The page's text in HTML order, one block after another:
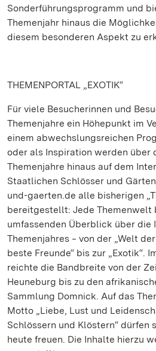
Sonderführungsprogramm und
Themenjahr hinaus die
diesem besonderen Aspekt zu
THEMENPORTAL „EXOTIK“
Für viele Besucherinnen und
Themenjahre ein Höhepunkt im
einem abwechslungsreichen
oder als Inspiration werden über
Themenjahre hinaus auf dem
Staatlichen Schlösser und
und-gaerten.de alle bisherigen
bereitgestellt: Jede Themenwelt
umfassenden Überblick über die
Themenjahres ‒ von der „Welt
beste Freunde“ bis zur „Exotik“.
reichte die Bandbreite von der
Heuneburg bis zu den
Sammlung Domnick. Auf das
Motto „Liebe, Lust und
Schlössern und Klöstern“ dürfen
heute freuen. Die Inhalte hierzu